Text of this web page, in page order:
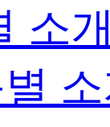
소